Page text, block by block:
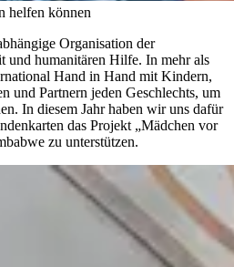
helfen können
Organisation der
und humanitären Hilfe. In mehr als
Hand in Hand mit Kindern,
und Partnern jeden Geschlechts, um
In diesem Jahr haben wir uns dafür
das Projekt „Mädchen vor
zu unterstützen.